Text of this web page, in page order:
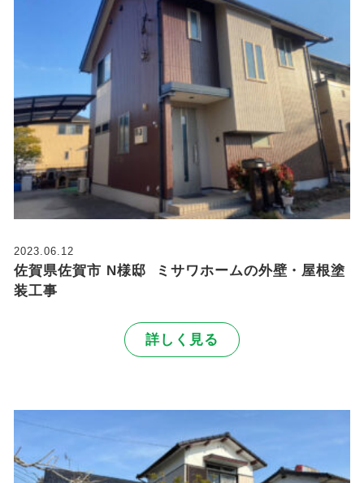
2023.06.12
佐賀県佐賀市 N様邸 ミサワホームの外壁・屋根塗
装工事
詳しく見る